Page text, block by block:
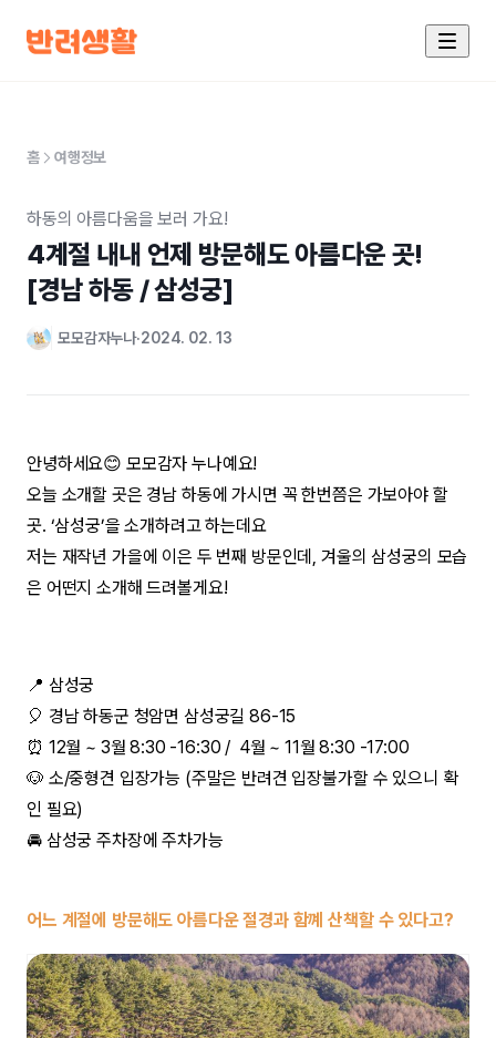
홈 여행정보
하동의 아름다움을 보러 가요!
4계절 내내 언제 방문해도 아름다운 곳!
[경남 하동 / 삼성궁]
모모감자누나 2024. 02. 13
안녕하세요😊 모모감자 누나예요!
오늘 소개할 곳은 경남 하동에 가시면 꼭 한번쯤은 가보아야 할
곳. ‘삼성궁’을 소개하려고 하는데요
저는 재작년 가을에 이은 두 번째 방문인데, 겨울의 삼성궁의 모습
은 어떤지 소개해 드려볼게요!
📍 삼성궁
🎈 경남 하동군 청암면 삼성궁길 86-15
⏰ 12월 ~ 3월 8:30 -16:30 / 4월 ~ 11월 8:30 -17:00
🐶 소/중형견 입장가능 (주말은 반려견 입장불가할 수 있으니 확
인 필요)
🚘 삼성궁 주차장에 주차가능
어느 계절에 방문해도 아름다운 절경과 함꼐 산책할 수 있다고?